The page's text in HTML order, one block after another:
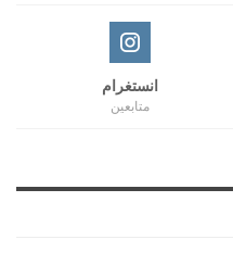
انستغرام
متابعين